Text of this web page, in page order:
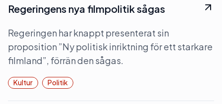
Regeringens nya filmpolitik sågas
Regeringen har knappt presenterat sin
proposition ”Ny politisk inriktning för ett starkare
filmland”, förrän den sågas.
Kultur Politik